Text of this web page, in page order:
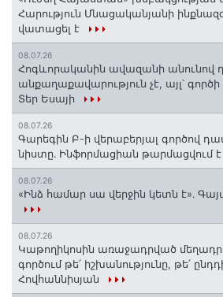
Հարություն Մնացականյանի
վատացել է
08.07.26
Հոգևորականին ավազանի անունով
անքաղաքավարություն չէ, այլ՝ գործի
Տեր Եսայի
08.07.26
Գարեգին Բ-ի վերաբերյալ գործով
նիստը․ Ինֆորմացիան թարմացվում է
08.07.26
«Ինձ համար սա վերջին կետն է»․
08.07.26
Կաթողիկոսին առաջադրված
գործում թե՛ իշխանությունը, թե՛
Հովհաննիսյան